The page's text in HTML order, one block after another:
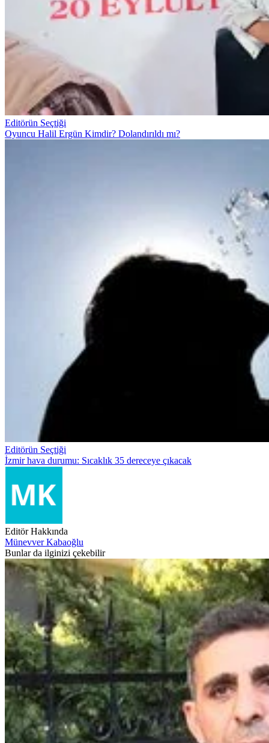
Editörün Seçtiği
Oyuncu Halil Ergün Kimdir? Dolandırıldı mı?
Editörün Seçtiği
İzmir hava durumu: Sıcaklık 35 dereceye çıkacak
Editör Hakkında
Münevver Kabaoğlu
Bunlar da ilginizi çekebilir